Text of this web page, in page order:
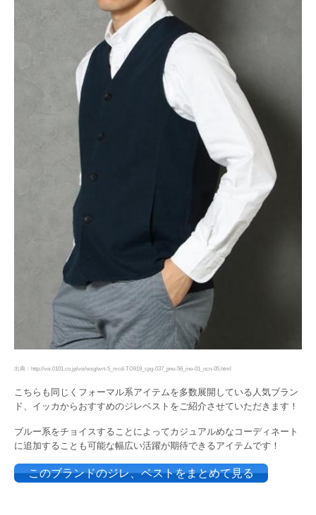
出典：http://voi.0101.co.jp/voi/wsg/wrt-5_mcd-TO919_cpg-037_pno-56_ino-01_ocn-05.html
こちらも同じくフォーマル系アイテムを多数展開している人気ブラン
ド、イッカからおすすめのジレベストをご紹介させていただきます！
ブルー系をチョイスすることによってカジュアルめなコーディネート
に追加することも可能な幅広い活躍が期待できるアイテムです！
このブランドのジレ、ベストをまとめて見る